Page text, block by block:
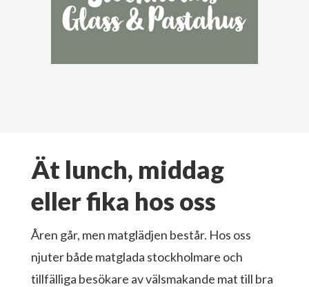
Ät lunch, middag
eller fika hos oss
Åren går, men matglädjen består. Hos oss
njuter både matglada stockholmare och
tillfälliga besökare av välsmakande mat till bra